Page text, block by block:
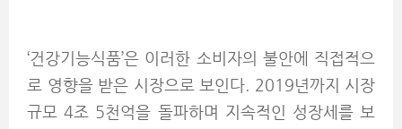
‘건강기능식품’은 이러한 소비자의 불안에 직접적으
로 영향을 받은 시장으로 보인다. 2019년까지 시장
규모 4조 5천억을 돌파하며 지속적인 성장세를 보